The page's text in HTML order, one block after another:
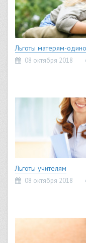
Льготы матерям-
08 октября 2018
Льготы учителям
08 октября 2018